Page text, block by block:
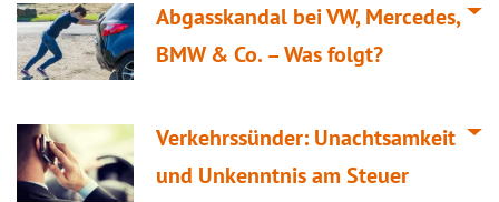
Abgasskandal bei VW, Mercedes,
BMW & Co. – Was folgt?
Verkehrssünder: Unachtsamkeit
und Unkenntnis am Steuer